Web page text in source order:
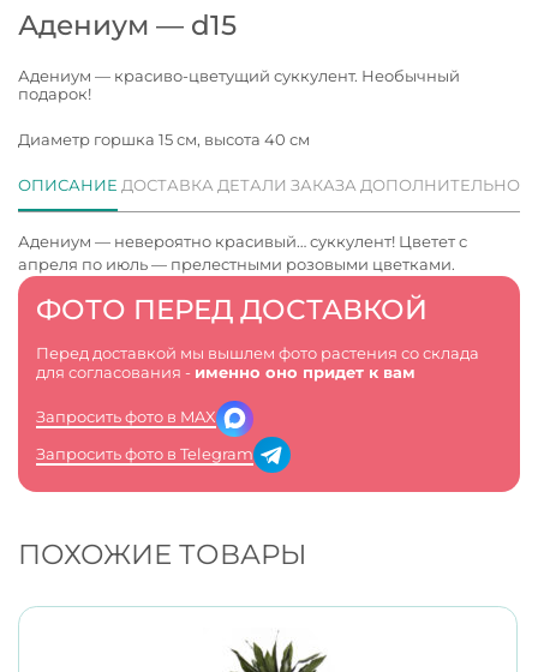
Адениум — d15
Адениум — красиво-цветущий суккулент. Необычный
подарок!
Диаметр горшка 15 см, высота 40 см
ФОТО ПЕРЕД ДОСТАВКОЙ
Перед доставкой мы вышлем фото растения со склада
для согласования - именно оно придет к вам
Запросить фото в MAX
Запросить фото в Telegram
ОПИСАНИЕ ДОСТАВКА ДЕТАЛИ ЗАКАЗА ДОПОЛНИТЕЛЬНО
Адениум — невероятно красивый… суккулент! Цветет с
апреля по июль — прелестными розовыми цветками.
ПОХОЖИЕ ТОВАРЫ